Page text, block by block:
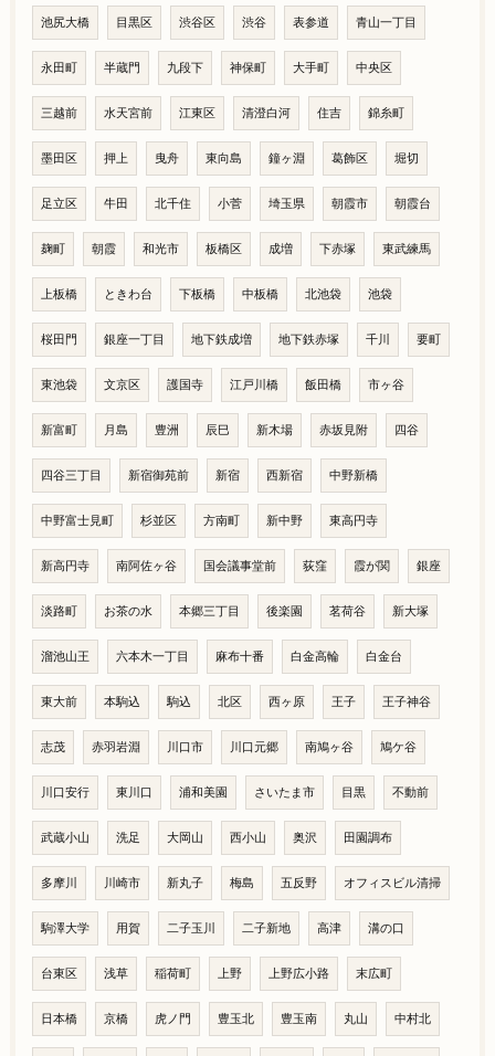
池尻大橋 目黒区 渋谷区 渋谷 表参道 青山一丁目
永田町 半蔵門 九段下 神保町 大手町 中央区
三越前 水天宮前 江東区 清澄白河 住吉 錦糸町
墨田区 押上 曳舟 東向島 鐘ヶ淵 葛飾区 堀切
足立区 牛田 北千住 小菅 埼玉県 朝霞市 朝霞台
麹町 朝霞 和光市 板橋区 成増 下赤塚 東武練馬
上板橋 ときわ台 下板橋 中板橋 北池袋 池袋
桜田門 銀座一丁目 地下鉄成増 地下鉄赤塚 千川 要町
東池袋 文京区 護国寺 江戸川橋 飯田橋 市ヶ谷
新富町 月島 豊洲 辰巳 新木場 赤坂見附 四谷
四谷三丁目 新宿御苑前 新宿 西新宿 中野新橋
中野富士見町 杉並区 方南町 新中野 東高円寺
新高円寺 南阿佐ヶ谷 国会議事堂前 荻窪 霞が関 銀座
淡路町 お茶の水 本郷三丁目 後楽園 茗荷谷 新大塚
溜池山王 六本木一丁目 麻布十番 白金高輪 白金台
東大前 本駒込 駒込 北区 西ヶ原 王子 王子神谷
志茂 赤羽岩淵 川口市 川口元郷 南鳩ヶ谷 鳩ケ谷
川口安行 東川口 浦和美園 さいたま市 目黒 不動前
武蔵小山 洗足 大岡山 西小山 奥沢 田園調布
多摩川 川崎市 新丸子 梅島 五反野 オフィスビル清掃
駒澤大学 用賀 二子玉川 二子新地 高津 溝の口
台東区 浅草 稲荷町 上野 上野広小路 末広町
日本橋 京橋 虎ノ門 豊玉北 豊玉南 丸山 中村北